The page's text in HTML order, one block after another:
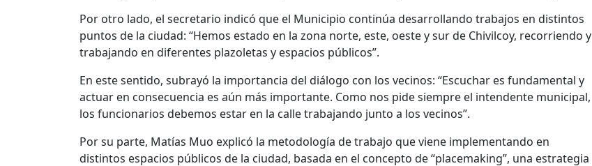
Por otro lado, el secretario indicó que el Municipio continúa desarrollando trabajos en distintos
puntos de la ciudad: “Hemos estado en la zona norte, este, oeste y sur de Chivilcoy, recorriendo y
trabajando en diferentes plazoletas y espacios públicos”.
En este sentido, subrayó la importancia del diálogo con los vecinos: “Escuchar es fundamental y
actuar en consecuencia es aún más importante. Como nos pide siempre el intendente municipal,
los funcionarios debemos estar en la calle trabajando junto a los vecinos”.
Por su parte, Matías Muo explicó la metodología de trabajo que viene implementando en
distintos espacios públicos de la ciudad, basada en el concepto de “placemaking”, una estrategia